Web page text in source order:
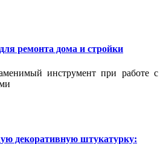
ремонта дома и стройки
инструмент при работе с
декоративную штукатурку: